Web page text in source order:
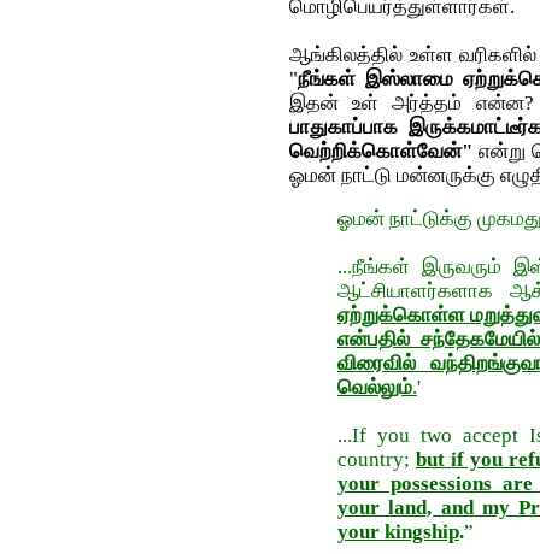
மொழிபெயர்த்துள்ளார்கள்.
ஆங்கிலத்தில் உள்ள
"நீங்கள் இஸ்லாமை
இதன் உள் அர்த்தம்
பாதுகாப்பாக
வெற்றிக்கொள்வேன்" என்று
ஓமன் நாட்டு மன்னருக்கு
ஓமன் நாட்டுக்கு
...நீங்கள் இருவரும்
ஆட்சியாளர்களாக
ஏற்றுக்கொள்ள
என்பதில்
விரைவில்
வெல்லும்.'
...If you two accept
country; but if you
your possessions
your land, and my
your kingship.”